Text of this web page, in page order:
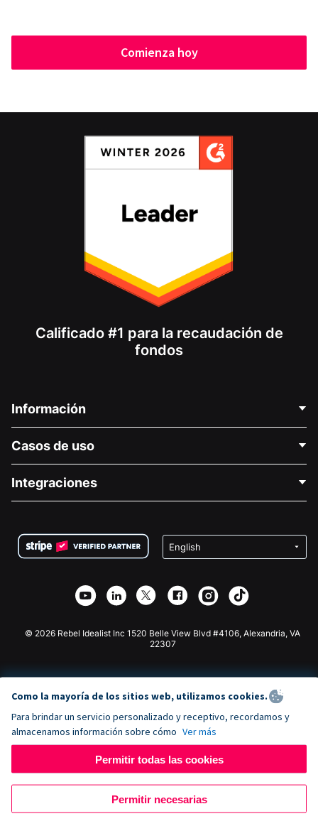
Comienza hoy
Calificado #1 para la recaudación de
fondos
Información
Acerca de nosotros
Carreras
Privacidad
Asociación de afiliados
Casos de uso
Recaudación de fondos para fines médicos
Recaudación de fondos para escuelas
Integraciones
Plugin de donaciones de Wix
Aplicación de donaciones de Webflow
Donaciones de Joomla
© 2026 Rebel Idealist Inc 1520 Belle View Blvd #4106, Alexandria, VA
22307
Como la mayoría de los sitios web, utilizamos cookies.
Para brindar un servicio personalizado y receptivo, recordamos y
almacenamos información sobre cómo Ver más
Permitir todas las cookies
Permitir necesarias